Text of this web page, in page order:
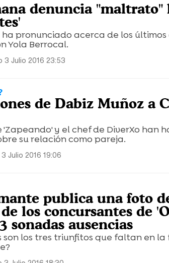
denuncia "maltrato"
pronunciado acerca de los
Yola Berrocal.
3 Julio 2016 23:53
de Dabiz Muñoz a
y el chef de DiverXo han
su relación como pareja.
Julio 2016 19:06
publica una foto
los concursantes de
sonadas ausencias
son los tres triunfitos que faltan en